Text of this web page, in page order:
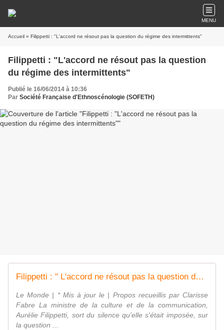
MENU
Accueil » Filippetti : "L'accord ne résout pas la question du régime des intermittents"
Filippetti : "L'accord ne résout pas la question
du régime des intermittents"
Publié le 16/06/2014 à 10:36
Par Société Française d'Ethnoscénologie (SOFETH)
Filippetti : " L'accord ne résout pas la question du régime des intermittents "
Le Monde | * Mis à jour le | Propos recueillis par Clarisse
Fabre La ministre de la culture et de la communication,
Aurélie Filippetti, sort du silence qu'elle s'était imposée, sur
la question ...